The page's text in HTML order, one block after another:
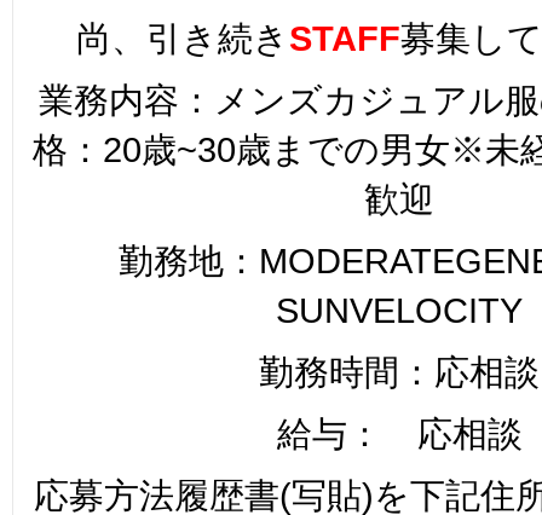
尚、引き続き STAFF募集し
業務内容：メンズカジュアル
格：20歳~30歳までの男女※未
歓迎
勤務地：
SUNVELOCITY
勤務時間：応相談
給与： 応相談
応募方法履歴書(写貼)を下記住